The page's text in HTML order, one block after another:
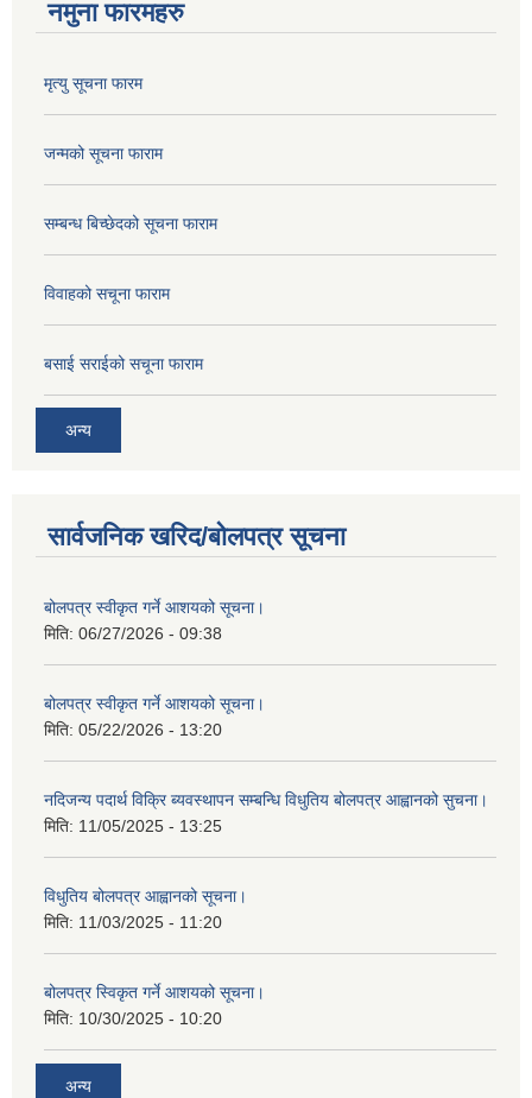
नमुना फारमहरु
मृत्यु सूचना फारम
जन्मको सूचना फाराम
सम्बन्ध बिच्छेदको सूचना फाराम
विवाहको सचूना फाराम
बसाई सराईको सचूना फाराम
अन्य
सार्वजनिक खरिद/बोलपत्र सूचना
बोलपत्र स्वीकृत गर्ने आशयको सूचना।
मिति: 06/27/2026 - 09:38
बोलपत्र स्वीकृत गर्ने आशयको सूचना।
मिति: 05/22/2026 - 13:20
नदिजन्य पदार्थ विक्रि ब्यवस्थापन सम्बन्धि विधुतिय बोलपत्र आह्वानको सुचना।
मिति: 11/05/2025 - 13:25
विधुतिय बोलपत्र आह्वानको सूचना।
मिति: 11/03/2025 - 11:20
बोलपत्र स्विकृत गर्ने आशयको सूचना।
मिति: 10/30/2025 - 10:20
अन्य